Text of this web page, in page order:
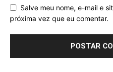
Salve meu nome, e-mail e
próxima vez que eu comentar.